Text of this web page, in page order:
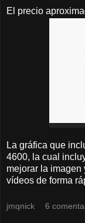
El precio
La gráfica que
4600, la cual
mejorar la
vídeos de forma
jmqnick 6